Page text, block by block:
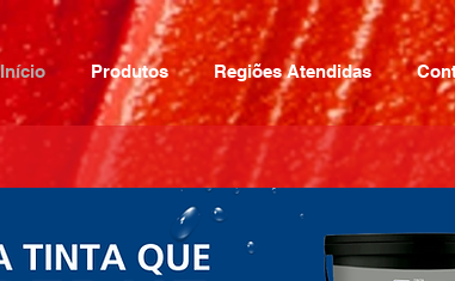
Início Produtos Regiões Atendidas